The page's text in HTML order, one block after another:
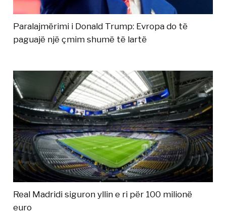
Paralajmërimi i Donald Trump: Evropa do të
paguajë një çmim shumë të lartë
Real Madridi siguron yllin e ri për 100 milionë
euro